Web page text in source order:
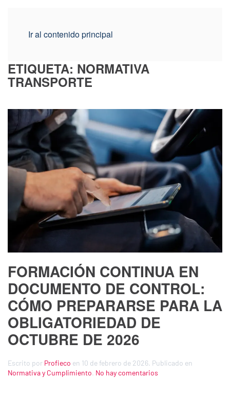
Ir al contenido principal
ETIQUETA: NORMATIVA
TRANSPORTE
FORMACIÓN CONTINUA EN
DOCUMENTO DE CONTROL:
CÓMO PREPARARSE PARA LA
OBLIGATORIEDAD DE
OCTUBRE DE 2026
Escrito por Profieco en 10 de febrero de 2026. Publicado en
Normativa y Cumplimiento. No hay comentarios